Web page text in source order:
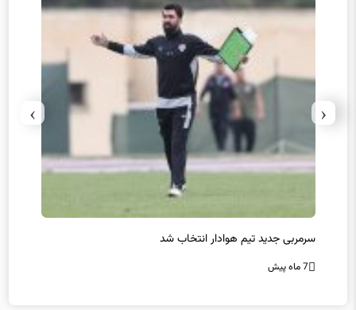
سرمربی جدید تیم هوادار انتخاب شد
7 ماه پیش
‹
›